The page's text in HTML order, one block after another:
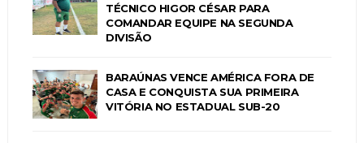
TÉCNICO HIGOR CÉSAR PARA
COMANDAR EQUIPE NA SEGUNDA
DIVISÃO
BARAÚNAS VENCE AMÉRICA FORA DE
CASA E CONQUISTA SUA PRIMEIRA
VITÓRIA NO ESTADUAL SUB-20